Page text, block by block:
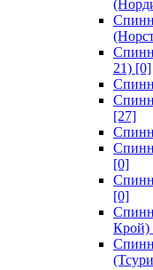
21) [0]
[27]
[0]
[0]
Крой)